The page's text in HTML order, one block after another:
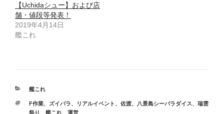
【Uchidaシュー】および店
舗・値段等発表！
2019年4月14日
艦これ
カ
ゴ
艦これ
タ
グ
F作業、 ズイパラ、 リアルイベント 、 佐渡、 八景島シーパラダイス、 瑞雲
祭り 、 艦これ、 運営